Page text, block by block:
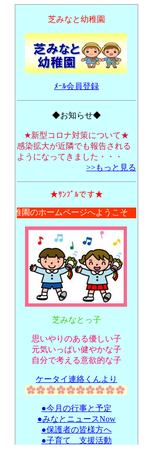
芝みなと幼稚園
ﾒｰﾙ会員登録
◆お知らせ◆
★新型コロナ対策について★
感染拡大が近隣でも報告される
ようになってきました・・・
>>もっと見る
★ｻﾝﾌﾟﾙです★
幼稚園のホームページへようこそ
芝みなとっ子
思いやりのある優しい子
元気いっぱい健やかな子
自分で考える意欲的な子
ケータイ連絡くんより
●今月の行事と予定
●みなとニュースNow
●保護者の皆様方へ
●子育て 支援活動